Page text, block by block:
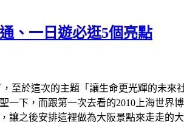
、一日遊必逛5個亮點
至於這次的主題「讓生命更光輝的未來
下，而跟第一次去看的2010上海世界
讓之後安排這裡做為大阪景點來走走的